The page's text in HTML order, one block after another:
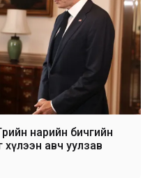
нарийн бичгийн
авч уулзав